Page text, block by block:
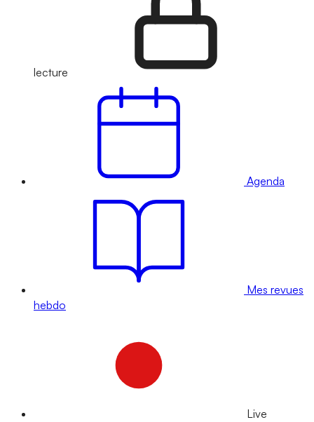
lecture
Agenda
Mes revues
hebdo
Live